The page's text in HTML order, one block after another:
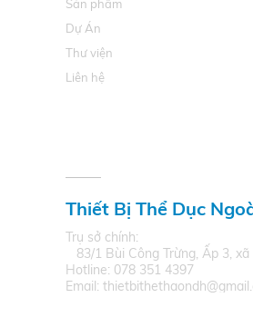
Sản phẩm
Dự Án
Thư viện
Liên hệ
Thiết Bị Thể Dục
Trụ sở chính:
83/1 Bùi Công Trừng, Ấp 3,
Hotline: 078 351 4397
Email: